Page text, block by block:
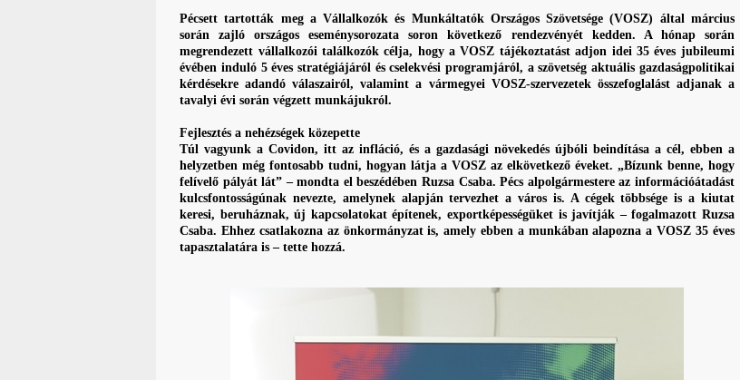
Pécsett tartották meg a Vállalkozók és Munkáltatók Országos Szövetsége (VOSZ) által március
során zajló országos eseménysorozata soron következő rendezvényét kedden. A hónap során
megrendezett vállalkozói találkozók célja, hogy a VOSZ tájékoztatást adjon idei 35 éves jubileumi
évében induló 5 éves stratégiájáról és cselekvési programjáról, a szövetség aktuális gazdaságpolitikai
kérdésekre adandó válaszairól, valamint a vármegyei VOSZ-szervezetek összefoglalást adjanak a
tavalyi évi során végzett munkájukról.
Fejlesztés a nehézségek közepette
Túl vagyunk a Covidon, itt az infláció, és a gazdasági növekedés újbóli beindítása a cél, ebben a
helyzetben még fontosabb tudni, hogyan látja a VOSZ az elkövetkező éveket. „Bízunk benne, hogy
felívelő pályát lát” – mondta el beszédében Ruzsa Csaba. Pécs alpolgármestere az információátadást
kulcsfontosságúnak nevezte, amelynek alapján tervezhet a város is. A cégek többsége is a kiutat
keresi, beruháznak, új kapcsolatokat építenek, exportképességüket is javítják – fogalmazott Ruzsa
Csaba. Ehhez csatlakozna az önkormányzat is, amely ebben a munkában alapozna a VOSZ 35 éves
tapasztalatára is – tette hozzá.